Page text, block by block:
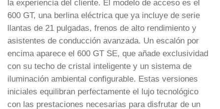
la experiencia del cliente. El modelo de acceso es el
600 GT, una berlina eléctrica que ya incluye de serie
llantas de 21 pulgadas, frenos de alto rendimiento y
asistentes de conducción avanzada. Un escalón por
encima aparece el 600 GT SE, que añade exclusividad
con su techo de cristal inteligente y un sistema de
iluminación ambiental configurable. Estas versiones
iniciales equilibran perfectamente el lujo tecnológico
con las prestaciones necesarias para disfrutar de un